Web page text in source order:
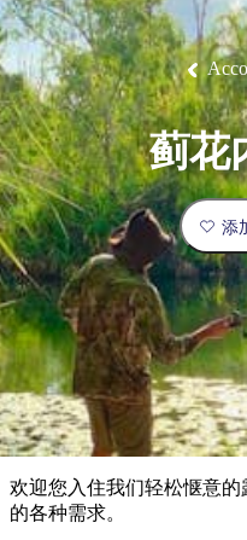
航
景
点
最
受
欢
迎
目
的
地
内
陆
和
户
外
园
维
群
岛
塔
兰
卡
温
泉
池
魔
鬼
大
理
石
保
护
区
西
麦
克
唐
纳
国
家
公
园
活
动
体
验
旅
行
者
类
型
精
选
榜
单
物
钓
鱼
营
和
豪
华
野
营
规
划
您
的
规
划
和
预
订
实
用
信
息
蓟花
添
欢迎您入住我们轻松惬意
的各种需求。